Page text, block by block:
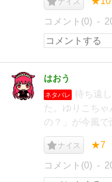
コメント(0)
はおう
ネタバレ
待ち遠
た。ゆりこち
の？」が今風
ナイス ★7
コメント(0)